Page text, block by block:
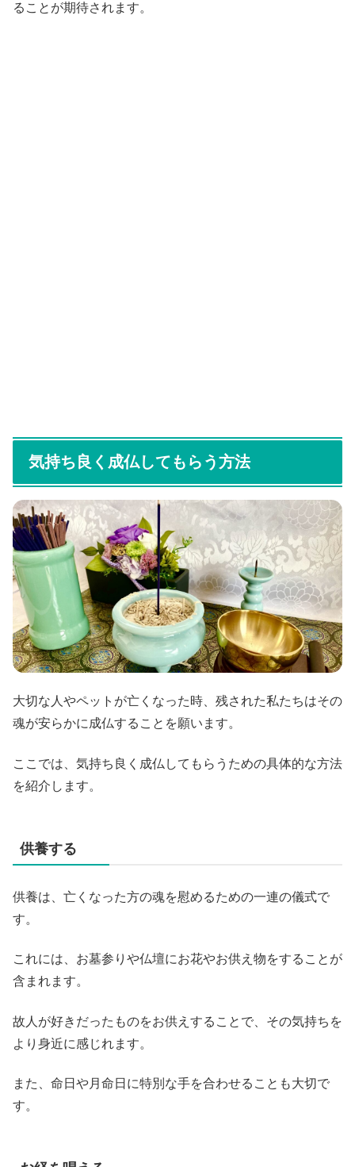
ることが期待されます。
気持ち良く成仏してもらう方法
大切な人やペットが亡くなった時、残された私たちはその
魂が安らかに成仏することを願います。
ここでは、気持ち良く成仏してもらうための具体的な方法
を紹介します。
供養する
供養は、亡くなった方の魂を慰めるための一連の儀式で
す。
これには、お墓参りや仏壇にお花やお供え物をすることが
含まれます。
故人が好きだったものをお供えすることで、その気持ちを
より身近に感じれます。
また、命日や月命日に特別な手を合わせることも大切で
す。